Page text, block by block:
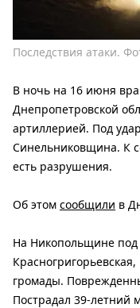
Последствия атаки.
В ночь на 16 июня
Днепропетровской
артиллерией. Под
Синельниковщина. К
есть разрушения.
Об этом сообщили в
На Никопольщине
громады.
Пострадал 39-летний